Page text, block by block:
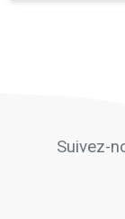
Suivez-